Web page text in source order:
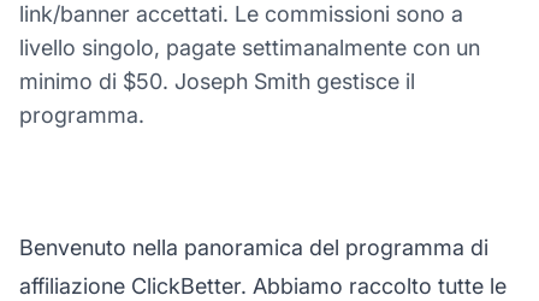
link/banner accettati. Le commissioni sono a
livello singolo, pagate settimanalmente con un
minimo di $50. Joseph Smith gestisce il
programma.
Benvenuto nella panoramica del programma di
affiliazione ClickBetter. Abbiamo raccolto tutte le